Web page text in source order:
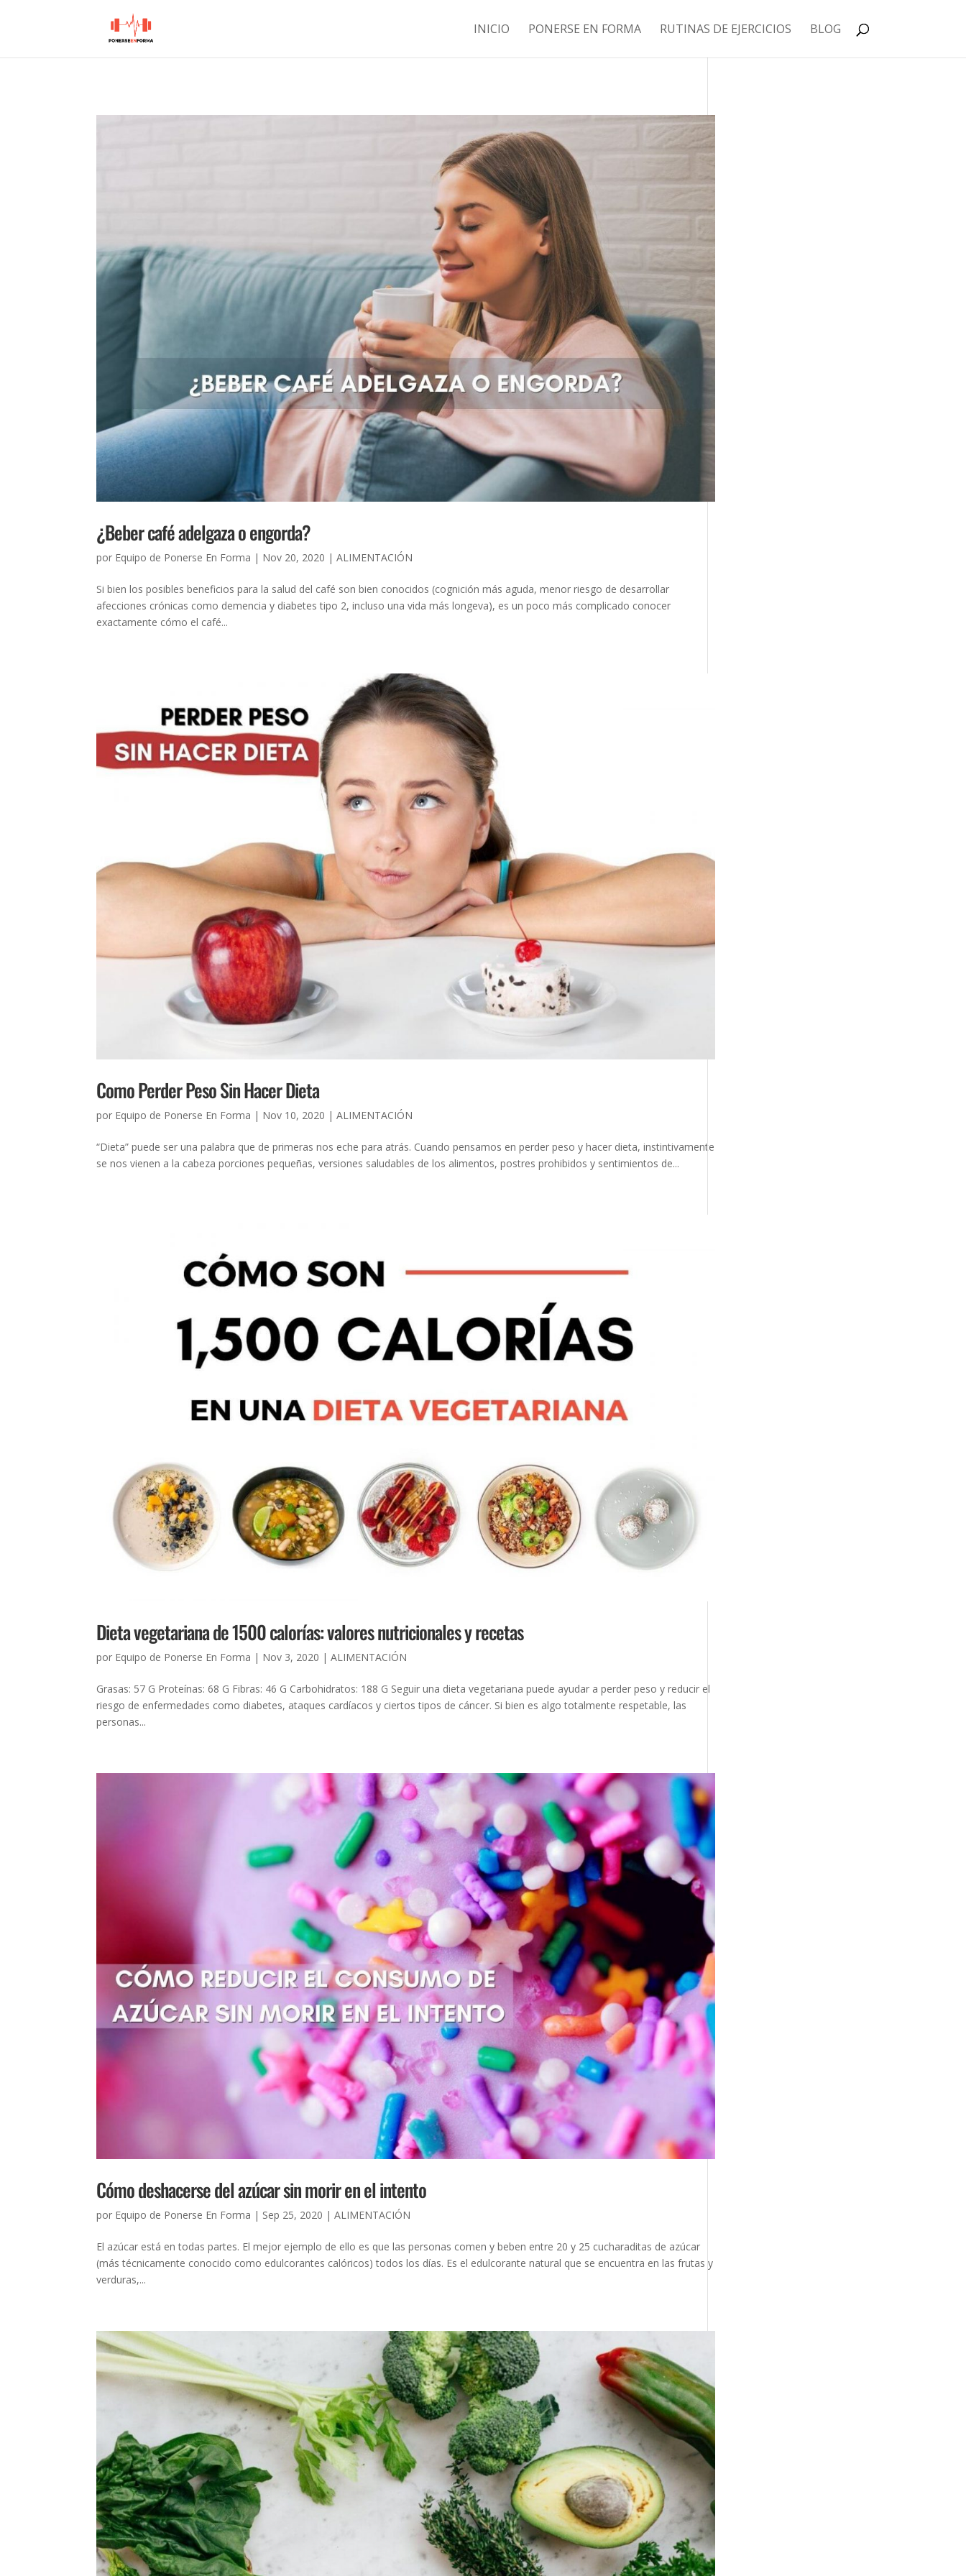
INICIO PONERSE EN FORMA RUTINAS DE EJERCICIOS BLOG
¿Beber café adelgaza o engorda?
por Equipo de Ponerse En Forma | Nov 20, 2020 |ALIMENTACIÓN
Si bien los posibles beneficios para la salud del café son bien conocidos (cognición más aguda, menor riesgo de desarrollar
afecciones crónicas como demencia y diabetes tipo 2, incluso una vida más longeva), es un poco más complicado conocer
exactamente cómo el café...
Como Perder Peso Sin Hacer Dieta
por Equipo de Ponerse En Forma | Nov 10, 2020 |ALIMENTACIÓN
“Dieta” puede ser una palabra que de primeras nos eche para atrás. Cuando pensamos en perder peso y hacer dieta, instintivamente
se nos vienen a la cabeza porciones pequeñas, versiones saludables de los alimentos, postres prohibidos y sentimientos de...
Dieta vegetariana de 1500 calorías: valores nutricionales y recetas
por Equipo de Ponerse En Forma | Nov 3, 2020 |ALIMENTACIÓN
Grasas: 57 G Proteínas: 68 G Fibras: 46 G Carbohidratos: 188 G Seguir una dieta vegetariana puede ayudar a perder peso y reducir el
riesgo de enfermedades como diabetes, ataques cardíacos y ciertos tipos de cáncer. Si bien es algo totalmente respetable, las
personas...
Cómo deshacerse del azúcar sin morir en el intento
por Equipo de Ponerse En Forma | Sep 25, 2020 |ALIMENTACIÓN
El azúcar está en todas partes. El mejor ejemplo de ello es que las personas comen y beben entre 20 y 25 cucharaditas de azúcar
(más técnicamente conocido como edulcorantes calóricos) todos los días. Es el edulcorante natural que se encuentra en las frutas y
verduras,...